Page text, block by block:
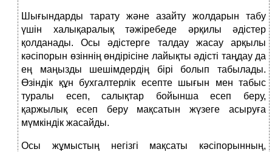
Шығындарды тарату және азайту жолдарын табу
үшін халықаралық тәжіребеде әрқилы әдістер
қолданады. Осы әдістерге талдау жасау арқылы
кәсіпорын өзіннің өндірісіне лайықты әдісті таңдау да
ең маңызды шешімдердің бірі болып табылады.
Өзіндік құн бухгалтерлік есепте шығын мен табыс
туралы есеп, салықтар бойынша есеп беру,
қаржылық есеп беру мақсатын жүзеге асыруға
мүмкіндік жасайды.
Осы жұмыстың негізгі мақсаты кәсіпорынның,